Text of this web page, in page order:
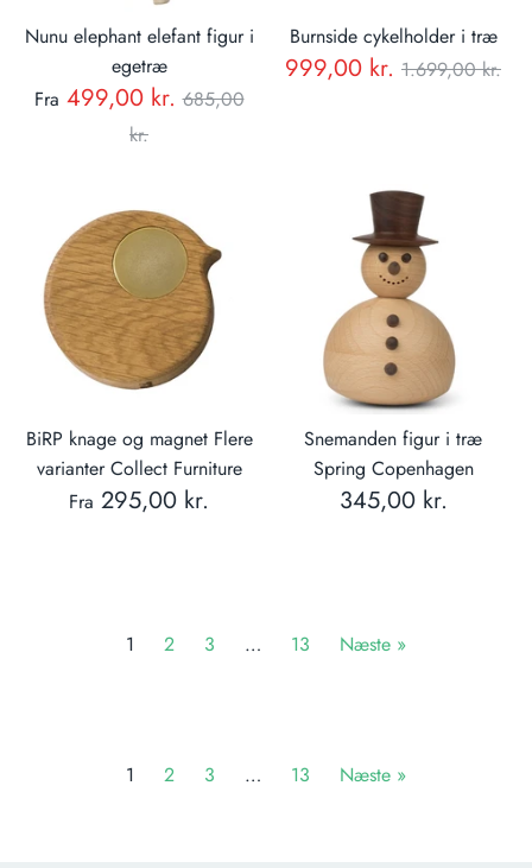
Nunu elephant elefant figur i
egetræ
Fra 499,00 kr. Normal
685,00
kr.
Burnside cykelholder i træ
999,00 kr. Normal
1.699,00 kr.
BiRP knage og magnet Flere
varianter Collect Furniture
Fra 295,00 kr.
Snemanden figur i træ
Spring Copenhagen
345,00 kr.
1 2 3 … 13 Næste »
1 2 3 … 13 Næste »